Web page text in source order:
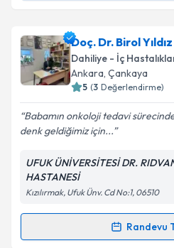
Doç. Dr. Ramazan Acar
oluşturun. Size bu
takvim hazırlandığında e-
Kişisel verilerimin
Metni
kapsamda işlenmesini
Takvim
Doç. Dr. Birol Yıldız
Dahiliye - İç
Ankara, Çankaya
5 (3 Değerlendirme)
Babamın onkoloji tedavi
denk geldiğimiz için...
UFUK ÜNİVERSİTESİ DR.
HASTANESİ
Kızılırmak, Ufuk Ünv. Cd No:1, 06510
Randevu
Randevu Takvimi